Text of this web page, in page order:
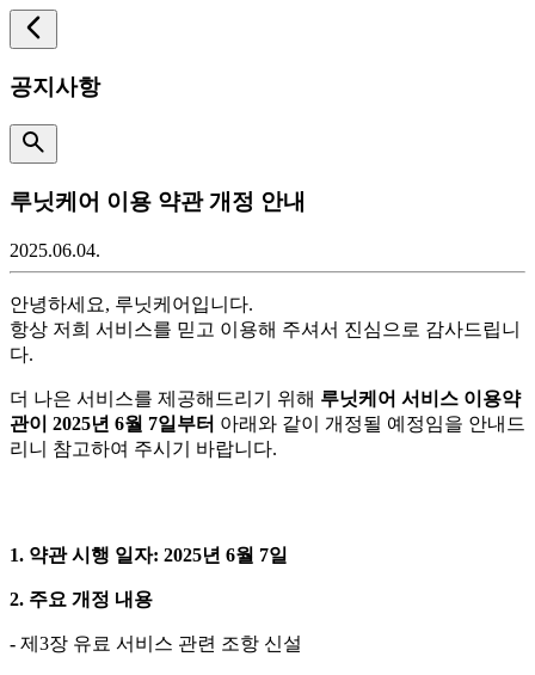
공지사항
루닛케어 이용 약관 개정 안내
2025.06.04.
안녕하세요, 루닛케어입니다.
항상 저희 서비스를 믿고 이용해 주셔서 진심으로 감사드립니
다.
더 나은 서비스를 제공해드리기 위해 루닛케어 서비스 이용약
관이 2025년 6월 7일부터 아래와 같이 개정될 예정임을 안내드
리니 참고하여 주시기 바랍니다.
1. 약관 시행 일자: 2025년 6월 7일
2. 주요 개정 내용
- 제3장 유료 서비스 관련 조항 신설